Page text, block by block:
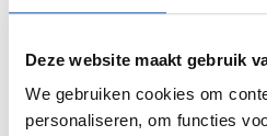
Deze website maakt gebruik
We gebruiken cookies om
personaliseren, om functies
Totale afmeting: 199 x 208